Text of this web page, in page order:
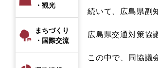
・観光
まちづくり
・国際交流
続いて、広島県副
広島県交通対策協
この中で、同協議